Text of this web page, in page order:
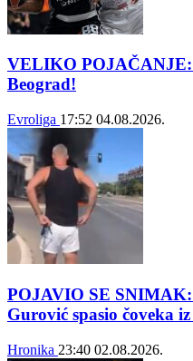
VELIKO POJAČANJE:
Beograd!
Evroliga 17:52 04.08.2026.
POJAVIO SE
Gurović spasio čoveka
Hronika 23:40 02.08.2026.